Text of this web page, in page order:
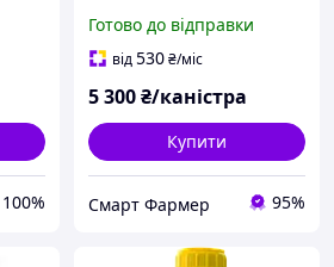
100%
стресу (10 л)
Готово до відправки
від530₴/міс
5 300₴/каністра
Купити
Смарт Фармер 95%